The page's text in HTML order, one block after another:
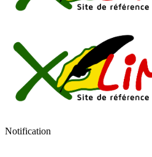
Notification